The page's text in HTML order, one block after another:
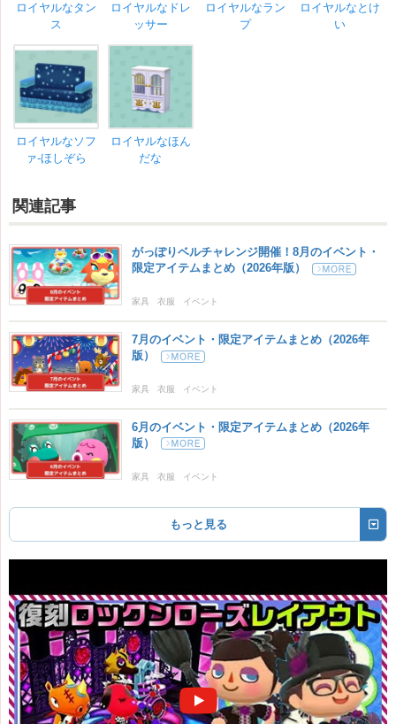
ロイヤルなタン
ス
ロイヤルなドレ
ッサー
ロイヤルなラン
プ
ロイヤルなとけ
い
ロイヤルなソフ
ァ-ほしぞら
ロイヤルなほん
だな
関連記事
がっぽりベルチャレンジ開催！8月のイベント・
限定アイテムまとめ（2026年版）
家具 衣服 イベント
7月のイベント・限定アイテムまとめ（2026年
版）
家具 衣服 イベント
6月のイベント・限定アイテムまとめ（2026年
版）
家具 衣服 イベント
もっと見る